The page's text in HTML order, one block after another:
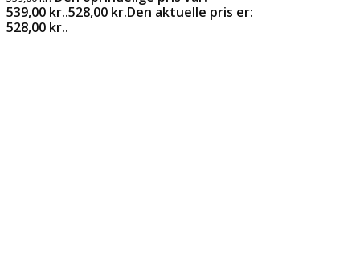
539,00 kr..528,00 kr.Den aktuelle pris er:
528,00 kr..